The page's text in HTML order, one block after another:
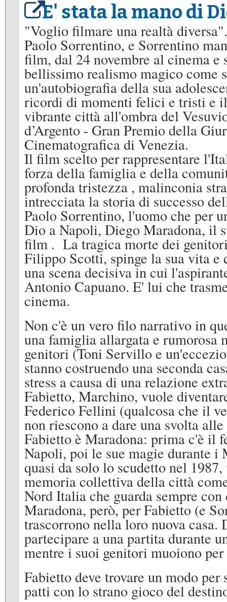
E' stata la mano di
"Voglio filmare una realtà
Paolo Sorrentino, e Sorrentino
film, dal 24 novembre al cinema
bellissimo realismo magico come
un'autobiografia della sua
ricordi di momenti felici e tristi e
vibrante città all'ombra del
d’Argento - Gran Premio della
Cinematografica di Venezia.
Il film scelto per rappresentare
forza della famiglia e della
profonda tristezza , malinconia
intrecciata la storia di successo
Paolo Sorrentino, l'uomo che per
Dio a Napoli, Diego Maradona, il
film . La tragica morte dei
Filippo Scotti, spinge la sua vita
una scena decisiva in cui
Antonio Capuano. E' lui che
cinema.
Non c'è un vero filo narrativo in
una famiglia allargata e rumorosa
genitori (Toni Servillo e
stanno costruendo una seconda
stress a causa di una relazione
Fabietto, Marchino, vuole
Federico Fellini (qualcosa che il
non riescono a dare una svolta
Fabietto è Maradona: prima c'è il
Napoli, poi le sue magie durante
quasi da solo lo scudetto nel
memoria collettiva della città
Nord Italia che guarda sempre
Maradona, però, per Fabietto (e
trascorrono nella loro nuova
partecipare a una partita durante
mentre i suoi genitori muoiono
Fabietto deve trovare un modo
patti con lo strano gioco del